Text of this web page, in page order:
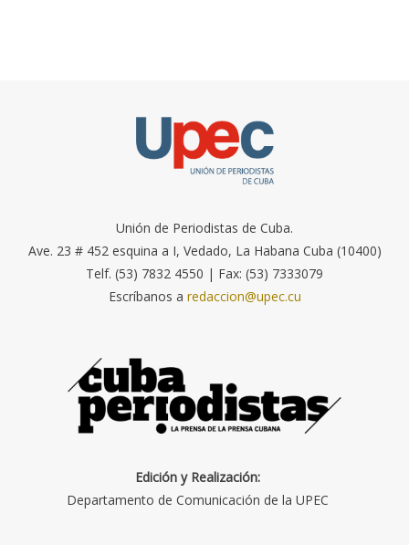
Unión de Periodistas de Cuba.
Ave. 23 # 452 esquina a I, Vedado, La Habana Cuba (10400)
Telf. (53) 7832 4550 | Fax: (53) 7333079
Escríbanos a redaccion@upec.cu
Edición y Realización:
Departamento de Comunicación de la UPEC